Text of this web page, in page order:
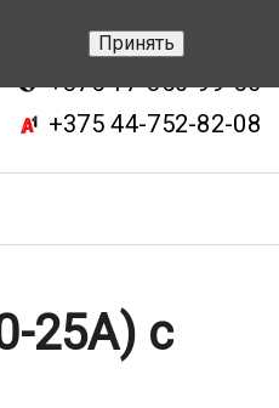
+375 17-343-46-70
+375 17-350-99-56
+375 44-752-82-08
25А) с
Принять